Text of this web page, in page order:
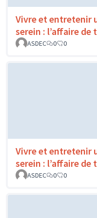
Vivre et entretenir
serein : l’affaire de
ASDEC
0 0
Vivre et entretenir
serein : l’affaire de
ASDEC
0 0